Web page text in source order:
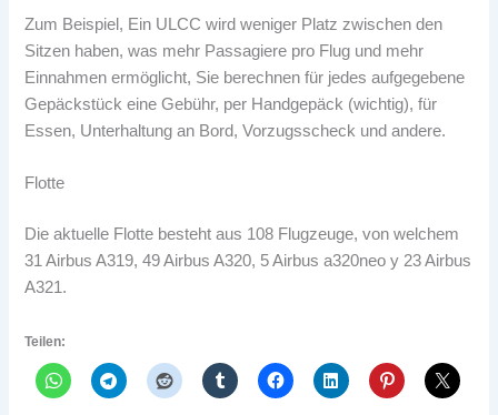
Zum Beispiel, Ein ULCC wird weniger Platz zwischen den
Sitzen haben, was mehr Passagiere pro Flug und mehr
Einnahmen ermöglicht, Sie berechnen für jedes aufgegebene
Gepäckstück eine Gebühr, per Handgepäck (wichtig), für
Essen, Unterhaltung an Bord, Vorzugsscheck und andere.
Flotte
Die aktuelle Flotte besteht aus 108 Flugzeuge, von welchem
31 Airbus A319, 49 Airbus A320, 5 Airbus a320neo y 23 Airbus
A321.
Teilen: